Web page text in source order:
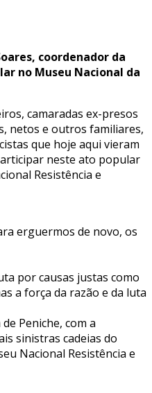
coordenador da
no Museu Nacional da
camaradas ex-presos
netos e outros familiares,
que hoje aqui vieram
neste ato popular
Resistência e
erguermos de novo, os
por causas justas como
a força da razão e da luta
Peniche, com a
sinistras cadeias do
Nacional Resistência e